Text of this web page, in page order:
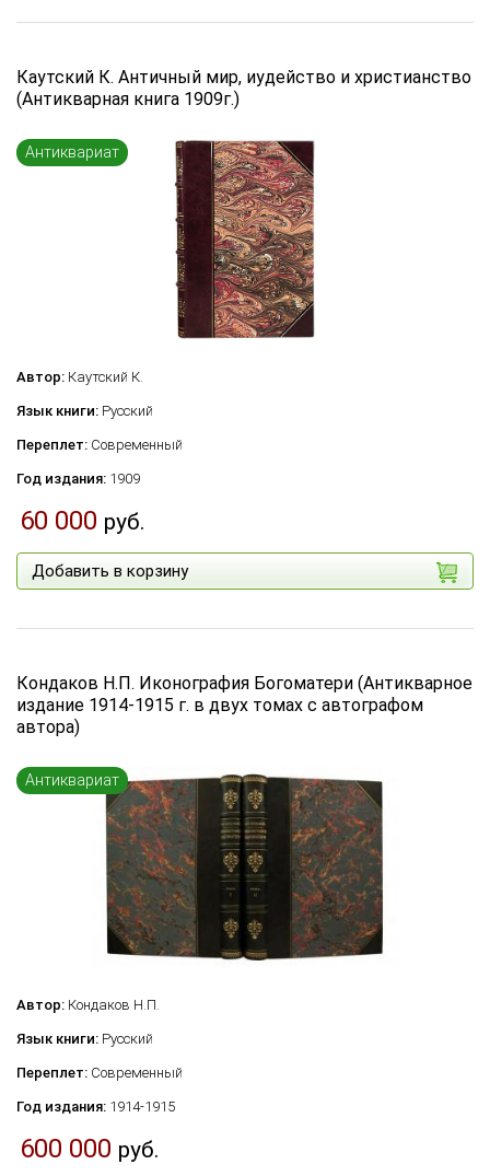
Каутский К. Античный мир, иудейство и христианство
(Антикварная книга 1909г.)
Антиквариат
Автор: Каутский К.
Язык книги: Русский
Переплет: Современный
Год издания: 1909
60 000 руб.
Добавить в корзину
Кондаков Н.П. Иконография Богоматери (Антикварное
издание 1914-1915 г. в двух томах с автографом
автора)
Антиквариат
Автор: Кондаков Н.П.
Язык книги: Русский
Переплет: Современный
Год издания: 1914-1915
600 000 руб.